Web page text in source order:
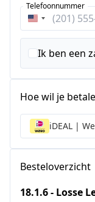
Verenigde
Staten
+1
Telefoonnummer
Ik ben een
Hoe wil je
iDEAL |
Besteloverzicht
18.1.6 - Losse